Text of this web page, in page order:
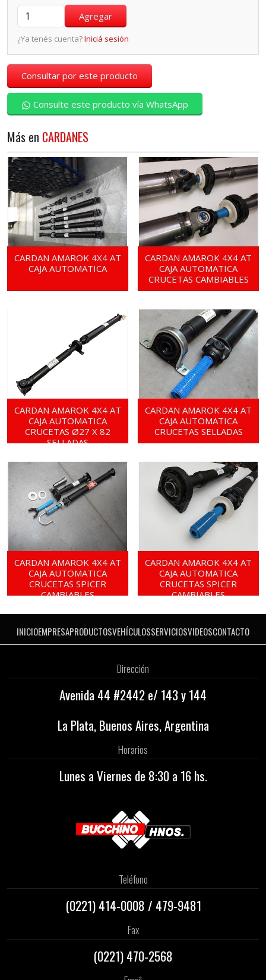
¿Ya tenés cuenta?Iniciá sesión
Consultar por este producto
Consulte este producto vía WhatsApp
Más en CARDANES
CARDAN AMAROK 4X4 AT
CAJA AUTOMATICA
CARDAN AMAROK 4X4 AT
CAJA AUTOMATICA
CRUCETAS CAMBIABLES
CARDAN AMAROK 4X4 AT
CAJA AUTOMATICA
CRUCETAS Ø27 X 82
SELLADAS
CARDAN AMAROK 4X4 AT
CAJA AUTOMATICA
CRUCETAS SELLADAS
CARDAN AMAROK 4X4 AT
CAJA AUTOMATICA
CRUCETAS SPICER
CAMBIABLES
CARDAN AMAROK 4X4 AT
CAJA AUTOMATICA
CRUCETAS SPICER
CAMBIABLES
INICIOEMPRESAPRODUCTOSVEHÍCULOSSERVICIOSVIDEOSCONTACTO
Dirección
Avenida 44 #2442 e/ 143 y 144
La Plata, Buenos Aires, Argentina
Horarios
Lunes a Viernes de 8:30 a 16 hs.
Teléfono
(0221)414-0008 / 479-9481
Fax
(0221) 470-2568